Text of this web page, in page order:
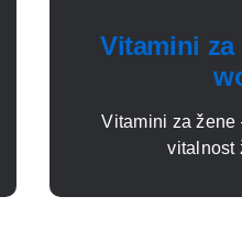
Vitamini za
Vitamini za žene
vitalnost